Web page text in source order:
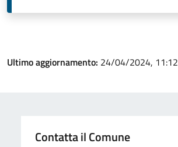
Ultimo aggiornamento: 24/04/2024, 11:12
Contatta il Comune